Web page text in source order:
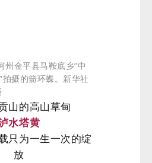
州金平县马鞍底乡“中
拍摄的箭环蝶。新华社
山的高山草甸
水塔黄
只为一生一次的绽
放